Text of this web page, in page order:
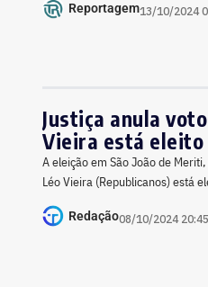
Reportagem13/10/2024
Justiça anula
Vieira está eleito
A eleição em São João de
Léo Vieira (Republicanos) está
Redação08/10/2024 20:45